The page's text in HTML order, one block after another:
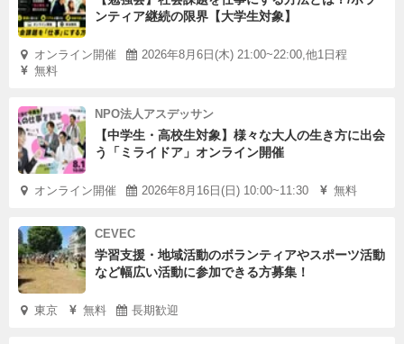
ンティア継続の限界【大学生対象】
オンライン開催
2026年8月6日(木) 21:00~22:00,他1日程
無料
NPO法人アスデッサン
【中学生・高校生対象】様々な大人の生き方に出会
う「ミライドア」オンライン開催
オンライン開催 2026年8月16日(日) 10:00~11:30 無料
CEVEC
学習支援・地域活動のボランティアやスポーツ活動
など幅広い活動に参加できる方募集！
東京 無料 長期歓迎